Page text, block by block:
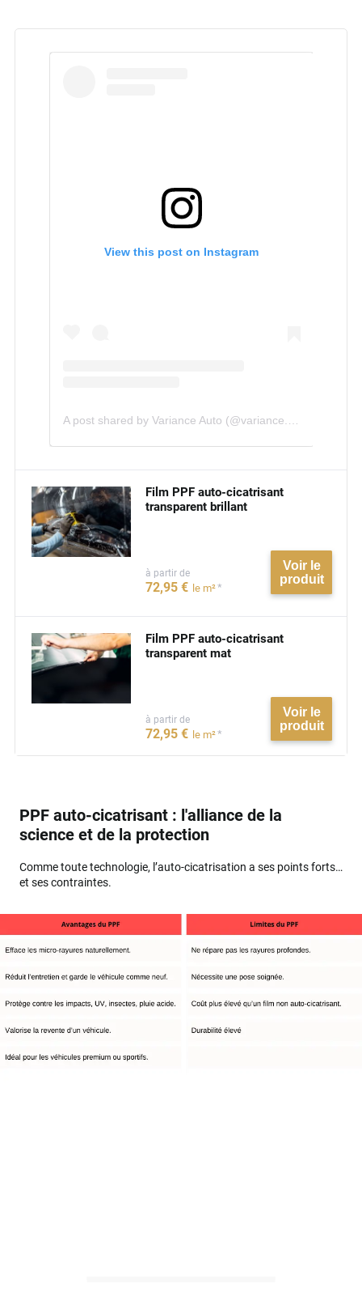
View this post on Instagram
A post shared by Variance Auto (@variance.auto)
Film PPF auto-cicatrisant
transparent brillant
à partir de
72,95 € le m²*
Voir le
produit
Film PPF auto-cicatrisant
transparent mat
à partir de
72,95 € le m²*
Voir le
produit
PPF auto-cicatrisant : l'alliance de la
science et de la protection
Comme toute technologie, l’auto-cicatrisation a ses points forts…
et ses contraintes.